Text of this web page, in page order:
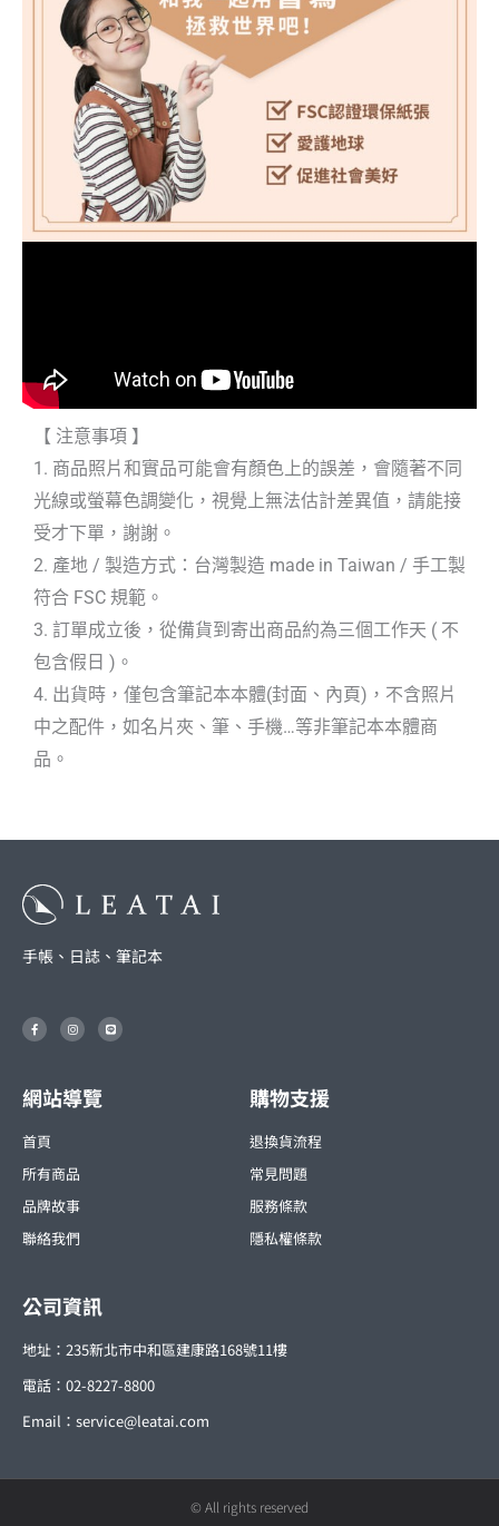
【 注意事項 】
1. 商品照片和實品可能會有顏色上的誤差，會隨著不同
光線或螢幕色調變化，視覺上無法估計差異值，請能接
受才下單，謝謝。
2. 產地 / 製造方式：台灣製造 made in Taiwan / 手工製
符合 FSC 規範。
3. 訂單成立後，從備貨到寄出商品約為三個工作天 ( 不
包含假日 )。
4. 出貨時，僅包含筆記本本體(封面、內頁)，不含照片
中之配件，如名片夾、筆、手機…等非筆記本本體商
品。
手帳、日誌、筆記本
F
a
c
k
-
I
n
s
r
a
m
L
i
n
網站導覽
首頁
所有商品
品牌故事
聯絡我們
購物支援
退換貨流程
常見問題
服務條款
隱私權條款
公司資訊
地址：235新北市中和區建康路168號11樓
電話：02-8227-8800
Email： service@leatai.com
© All rights reserved